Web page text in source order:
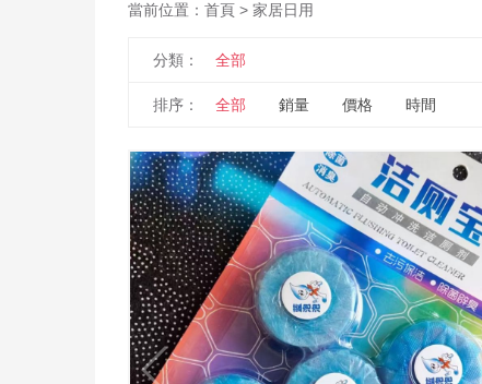
當前位置： 首頁 > 家居日用
分類： 全部
排序： 全部 銷量 價格 時間